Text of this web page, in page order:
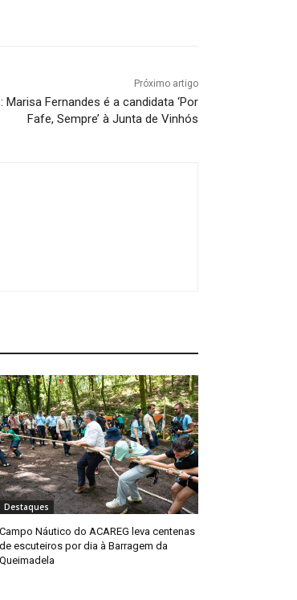
Próximo artigo
Marisa Fernandes é a candidata ‘Por
Fafe, Sempre’ à Junta de Vinhós
Destaques
Campo Náutico do ACAREG leva centenas
de escuteiros por dia à Barragem da
Queimadela